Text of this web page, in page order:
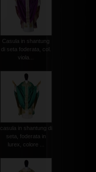
Casula in shantung
di seta foderata, col.
viola...
casula in shantung di
seta, foderata in
lurex, colore ...